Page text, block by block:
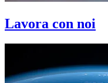
Lavora con noi